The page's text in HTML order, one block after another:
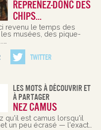
Reprenez-donc des
chips...
revenu le temps des
musées, des pique-
Twitter
Les Mots À Découvrir Et
À Partager
Nez camus
qu'il est camus lorsqu'il
un peu écrasé — l'exact…